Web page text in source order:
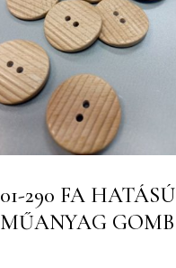
01-290 FA HATÁSÚ
MŰANYAG GOMB